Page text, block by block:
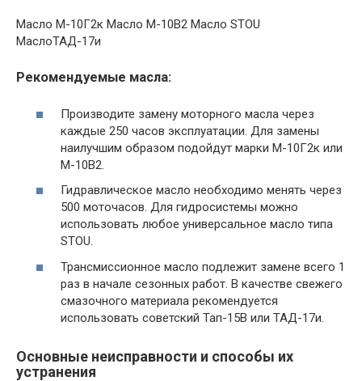
Масло М-10Г2к Масло М-10В2 Масло STOU
МаслоТАД-17и
Рекомендуемые масла:
Производите замену моторного масла через
каждые 250 часов эксплуатации. Для замены
наилучшим образом подойдут марки М-10Г2к или
М-10В2.
Гидравлическое масло необходимо менять через
500 моточасов. Для гидросистемы можно
использовать любое универсальное масло типа
STOU.
Трансмиссионное масло подлежит замене всего 1
раз в начале сезонных работ. В качестве свежего
смазочного материала рекомендуется
использовать советский Тап-15В или ТАД-17и.
Основные неисправности и способы их
устранения